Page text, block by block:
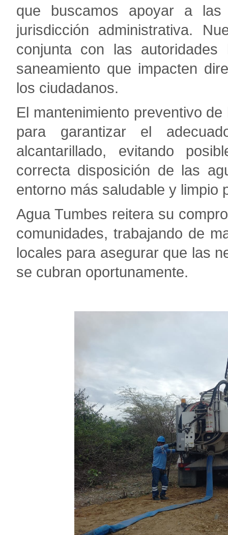
que buscamos apoyar a
jurisdicción administrativa.
conjunta con las
saneamiento que impacten
los ciudadanos.
El mantenimiento preventivo
para garantizar el
alcantarillado, evitando
correcta disposición de las
entorno más saludable y limpio
Agua Tumbes reitera su
comunidades, trabajando de
locales para asegurar que las
se cubran oportunamente.